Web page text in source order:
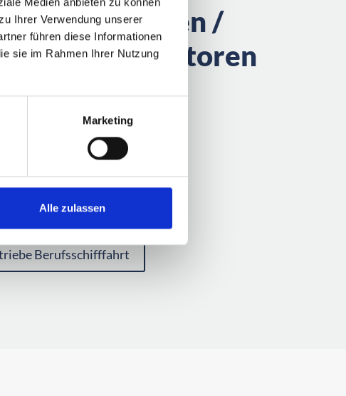
Ihrer Verwendung unserer
führen diese Informationen
sie im Rahmen Ihrer Nutzung
Marketing
Alle zulassen
Binnen /
Generatormotoren
DC16
V IWW / NRE Basismotoren
522 kWm
223-491 kWm
Berufsschifffahrt